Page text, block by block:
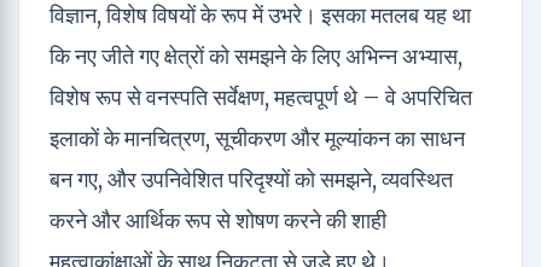
विज्ञान, विशेष विषयों के रूप में उभरे। इसका मतलब यह था
कि नए जीते गए क्षेत्रों को समझने के लिए अभिन्न अभ्यास,
विशेष रूप से वनस्पति सर्वेक्षण, महत्वपूर्ण थे – वे अपरिचित
इलाकों के मानचित्रण, सूचीकरण और मूल्यांकन का साधन
बन गए, और उपनिवेशित परिदृश्यों को समझने, व्यवस्थित
करने और आर्थिक रूप से शोषण करने की शाही